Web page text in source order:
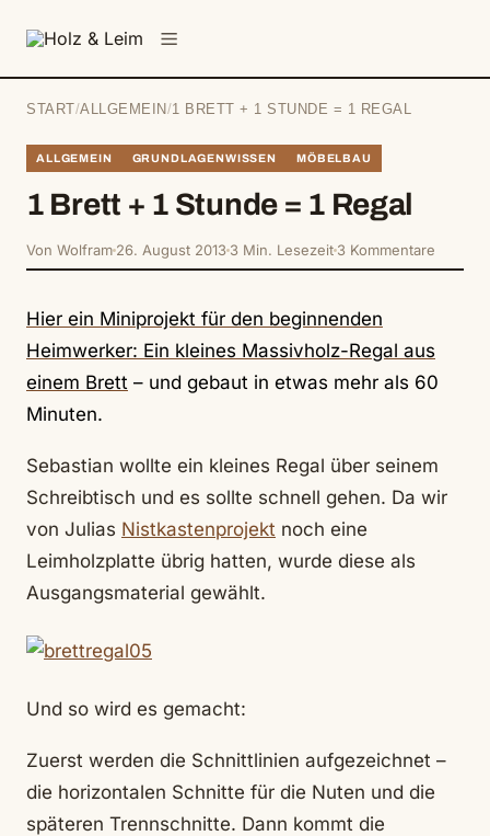
START /ALLGEMEIN/1 BRETT + 1 STUNDE = 1 REGAL
ALLGEMEIN GRUNDLAGENWISSEN MÖBELBAU
1 Brett + 1 Stunde = 1 Regal
Von Wolfram 26. August 2013 3 Min. Lesezeit 3 Kommentare
Hier ein Miniprojekt für den beginnenden
Heimwerker: Ein kleines Massivholz-Regal aus
einem Brett – und gebaut in etwas mehr als 60
Minuten.
Sebastian wollte ein kleines Regal über seinem
Schreibtisch und es sollte schnell gehen. Da wir
von Julias Nistkastenprojekt noch eine
Leimholzplatte übrig hatten, wurde diese als
Ausgangsmaterial gewählt.
Und so wird es gemacht:
Zuerst werden die Schnittlinien aufgezeichnet –
die horizontalen Schnitte für die Nuten und die
späteren Trennschnitte. Dann kommt die